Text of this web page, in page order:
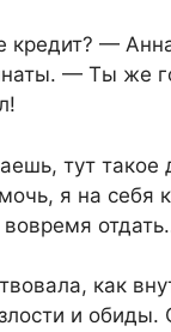
—
— Ты же
тут такое
я на себя
как
и